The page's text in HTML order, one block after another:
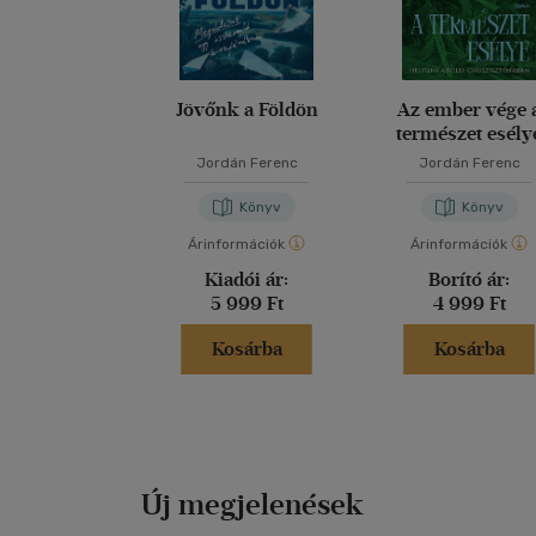
Jövőnk a Földön
Jordán Ferenc
Könyv
Árinformációk
Kiadói ár:
5 999 Ft
Kosárba
Az ember vége
természet
Jordán Ferenc
Könyv
Árinformációk
Borító ár:
4 999 Ft
Kosárba
Új megjelenések